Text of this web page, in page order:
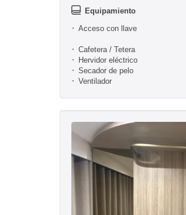
Equipamiento
Acceso con llave
Cafetera / Tetera
Hervidor eléctrico
Secador de pelo
Ventilador